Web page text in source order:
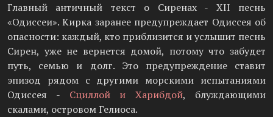
Главный античный текст о Сиренах - XII песнь
«Одиссеи». Кирка заранее предупреждает Одиссея об
опасности: каждый, кто приблизится и услышит песнь
Сирен, уже не вернется домой, потому что забудет
путь, семью и долг. Это предупреждение ставит
эпизод рядом с другими морскими испытаниями
Одиссея - Сциллой и Харибдой, блуждающими
скалами, островом Гелиоса.